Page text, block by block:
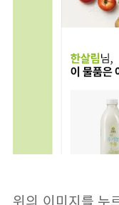
위의 이미지를 누